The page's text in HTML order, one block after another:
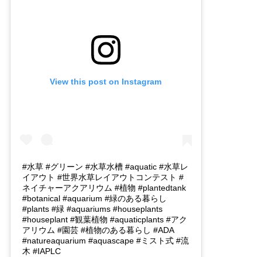
View this post on Instagram
#水草 #グリーン #水草水槽 #aquatic #水草レ
イアウト #世界水草レイアウトコンテスト #
ネイチャーアクアリウム #植物 #plantedtank
#botanical #aquarium #緑のある暮らし
#plants #緑 #aquariums #houseplants
#houseplant #観葉植物 #aquaticplants #アク
アリウム #園芸 #植物のある暮らし #ADA
#natureaquarium #aquascape #ミスト式 #流
木 #IAPLC